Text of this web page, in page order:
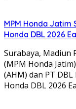
MPM Honda Jatim
Honda DBL 2026
Surabaya, Madiun
(MPM Honda
(AHM) dan PT
Honda DBL 2026